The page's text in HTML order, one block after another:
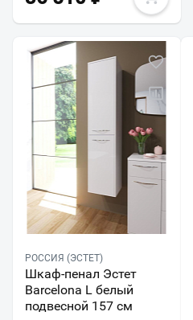
РОССИЯ (ЭСТЕТ)
Шкаф-пенал Эстет
Barcelona L белый
подвесной 157 см